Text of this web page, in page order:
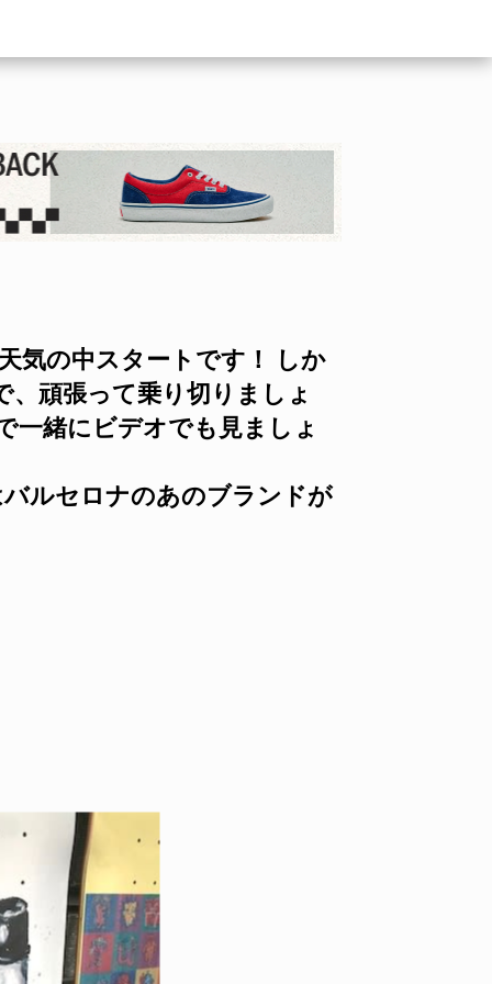
気の中スタートです！ しか
頑張って乗り切りましょ
一緒にビデオでも見ましょ
ルセロナのあのブランドが